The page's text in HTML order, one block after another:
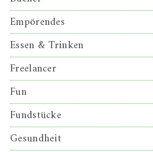
Empörendes
Essen & Trinken
Freelancer
Fun
Fundstücke
Gesundheit